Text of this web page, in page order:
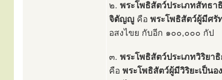
๒. พระโพธิสัตว์ประเภทสัทธา
จิตัญญู คือ พระโพธิสัตว์ผู้มีศรั
อสงไขย กับอีก ๑๐๐,๐๐๐ กัป
๓. พระโพธิสัตว์ประเภทวิริยา
คือ พระโพธิสัตว์ผู้มีวิริยะเป็น